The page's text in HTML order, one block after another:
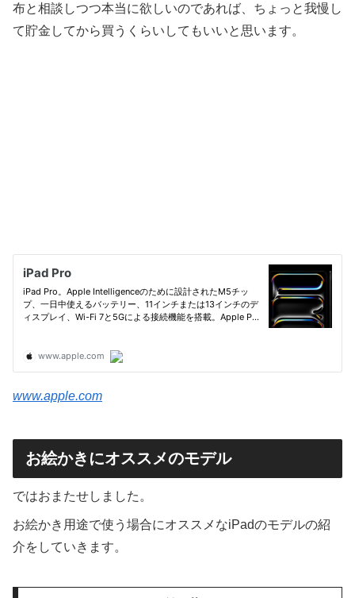
布と相談しつつ本当に欲しいのであれば、ちょっと我慢し
て貯金してから買うくらいしてもいいと思います。
www.apple.com
お絵かきにオススメのモデル
ではおまたせしました。
お絵かき用途で使う場合にオススメなiPadのモデルの紹
介をしていきます。